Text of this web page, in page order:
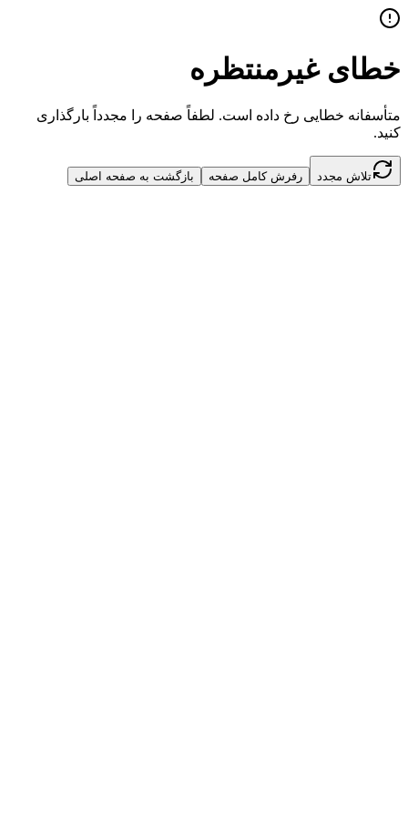
خطای غیرمنتظره
متأسفانه خطایی رخ داده است. لطفاً صفحه را مجدداً بارگذاری
کنید.
تلاش مجدد رفرش کامل صفحه بازگشت به صفحه اصلی